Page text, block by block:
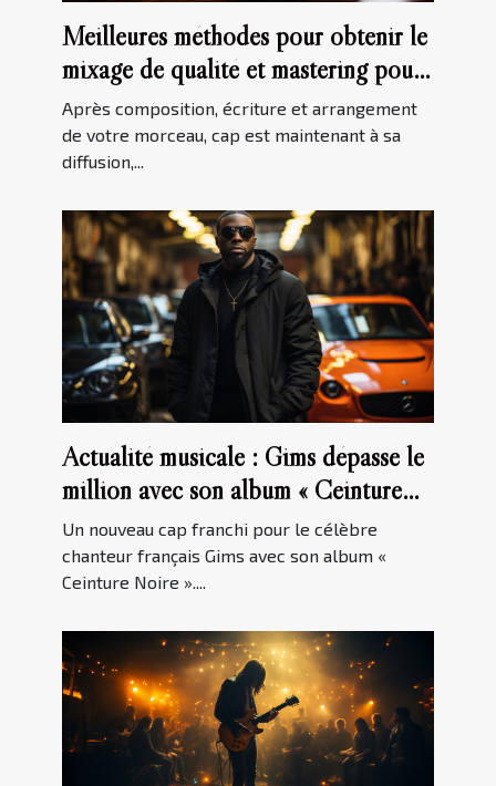
Meilleures méthodes pour obtenir le
mixage de qualité et mastering pour
votre musique
Après composition, écriture et arrangement
de votre morceau, cap est maintenant à sa
diffusion,...
Actualité musicale : Gims dépasse le
million avec son album « Ceinture
Noire »
Un nouveau cap franchi pour le célèbre
chanteur français Gims avec son album «
Ceinture Noire »....